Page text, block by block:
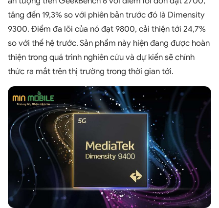
tăng đến 19,3% so với phiên bản trước đó là Dimensity
9300. Điểm đa lõi của nó đạt 9800, cải thiện tới 24,7%
so với thế hệ trước. Sản phẩm này hiện đang được hoàn
thiện trong quá trình nghiên cứu và dự kiến sẽ chính
thức ra mắt trên thị trường trong thời gian tới.